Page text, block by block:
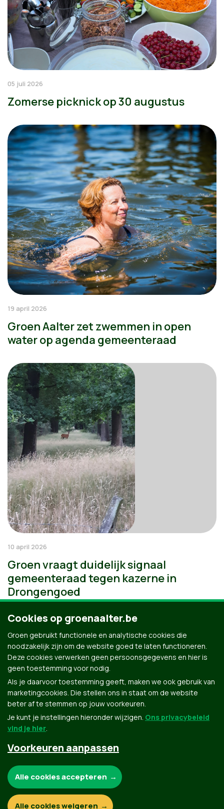
05 juli 2026
Zomerse picknick op 30 augustus
19 april 2026
Groen Aalter zet zwemmen in open
water op agenda gemeenteraad
10 april 2026
Groen vraagt duidelijk signaal
gemeenteraad tegen kazerne in
Drongengoed
Groen.be
Contact Privacybeleid
Cookies op groenaalter.be
Groen gebruikt functionele en analytische cookies die
noodzakelijk zijn om de website goed te laten functioneren.
Deze cookies verwerken geen persoonsgegevens en hier is
geen toestemming voor nodig.
Als je daarvoor toestemming geeft, maken we ook gebruik van
marketingcookies. Die stellen ons in staat om de website
beter af te stemmen op jouw voorkeuren.
Je kunt je instellingen hieronder wijzigen. Ons privacybeleid
vind je hier.
Voorkeuren aanpassen
Functionele en analytische cookies:
Alle cookies accepteren
Alle cookies weigeren